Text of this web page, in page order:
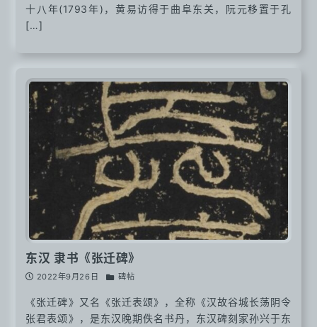
十八年(1793年)，黄易访得于曲阜东关，阮元移置于孔
[…]
东汉 隶书《张迁碑》
2022年9月26日 碑帖
《张迁碑》又名《张迁表颂》，全称《汉故谷城长荡阴令
张君表颂》，是东汉晚期佚名书丹，东汉碑刻家孙兴于东